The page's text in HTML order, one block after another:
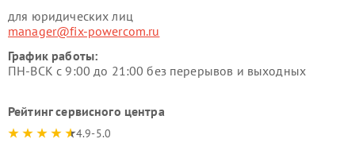
для юридических лиц
manager@fix-powercom.ru
График работы:
ПН-ВСК с 9:00 до 21:00 без перерывов и выходных
Рейтинг сервисного центра
4.9-5.0